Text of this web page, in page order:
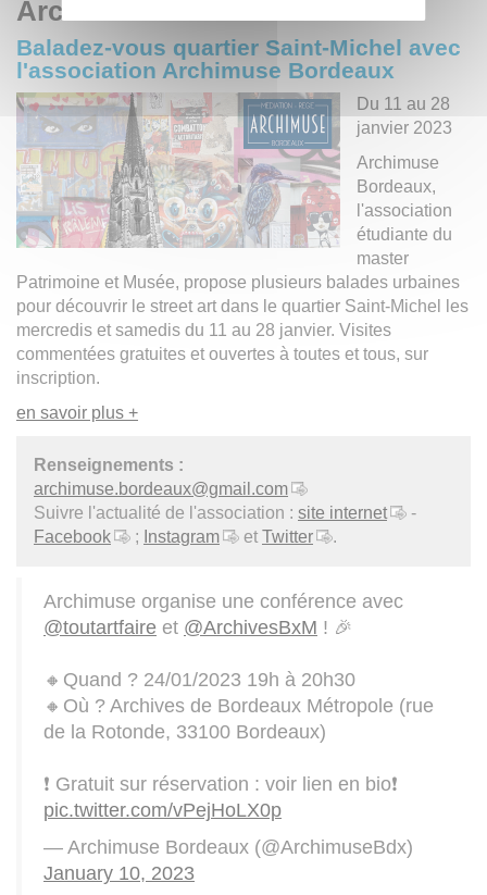
Archimuse
Baladez-vous quartier Saint-Michel avec
l'association Archimuse Bordeaux
Du 11 au 28
janvier 2023
Archimuse
Bordeaux,
l'association
étudiante du
master
Patrimoine et Musée, propose plusieurs balades urbaines
pour découvrir le street art dans le quartier Saint-Michel les
mercredis et samedis du 11 au 28 janvier. Visites
commentées gratuites et ouvertes à toutes et tous, sur
inscription.
en savoir plus +
Renseignements :
archimuse.bordeaux@gmail.com
Suivre l'actualité de l'association : site internet
-
Facebook
; Instagram et Twitter .
Archimuse organise une conférence avec
@toutartfaire et @ArchivesBxM ! 🎉
🔸Quand ? 24/01/2023 19h à 20h30
🔸Où ? Archives de Bordeaux Métropole (rue
de la Rotonde, 33100 Bordeaux)
❗ Gratuit sur réservation : voir lien en bio❗
pic.twitter.com/vPejHoLX0p
— Archimuse Bordeaux (@ArchimuseBdx)
January 10, 2023